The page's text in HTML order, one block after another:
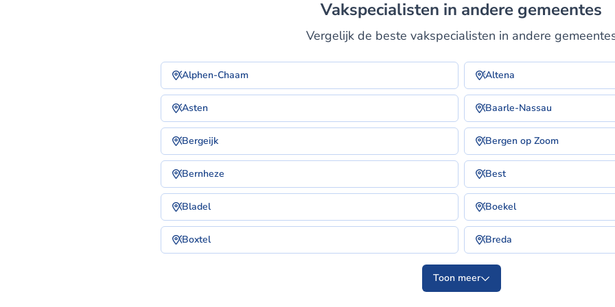
Vakspecialisten in andere gemeentes
Vergelijk de beste vakspecialisten in andere
Alphen-Chaam Altena
Asten Baarle-Nassau
Bergeijk Bergen op Zoom
Bernheze Best
Bladel Boekel
Boxtel Breda
Toon meer